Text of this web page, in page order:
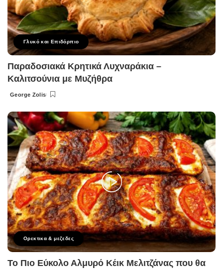
Γλυκό και Επιδόρπιο
Παραδοσιακά Κρητικά Λυχναράκια –
Καλιτσούνια με Μυζήθρα
Posted
George Zolis
Ορεκτικα & μεζεδες
Το Πιο Εύκολο Αλμυρό Κέικ Μελιτζάνας που θα